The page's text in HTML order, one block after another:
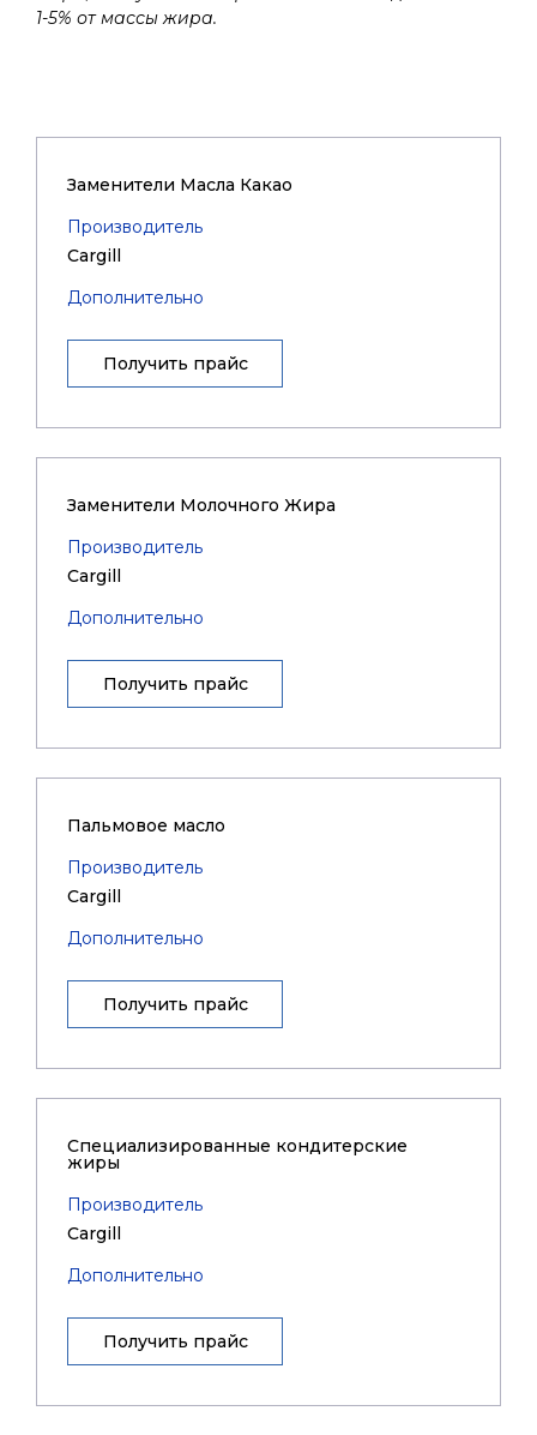
1-5% от массы жира.
Заменители Масла Какао
Производитель
Cargill
Дополнительно
Получить прайс
Заменители Молочного Жира
Производитель
Cargill
Дополнительно
Получить прайс
Пальмовое масло
Производитель
Cargill
Дополнительно
Получить прайс
Специализированные кондитерские
жиры
Производитель
Cargill
Дополнительно
Получить прайс